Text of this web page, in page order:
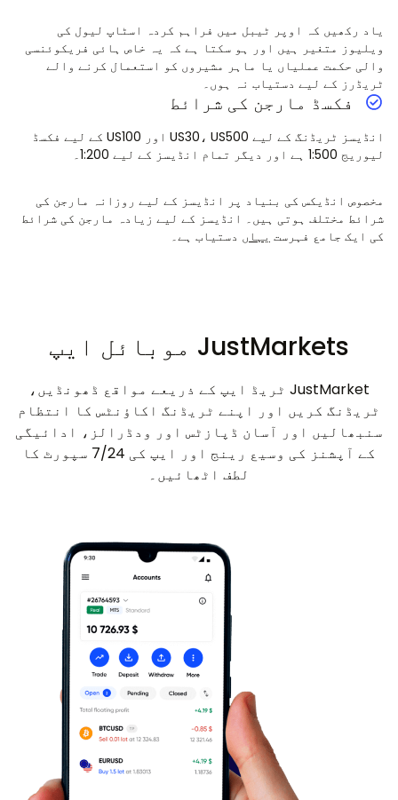
یاد رکھیں کہ اوپر ٹیبل میں فراہم کردہ اسٹاپ لیول کی
ویلیوز متغیر ہیں اور ہو سکتا ہے کہ یہ خاص ہائی فریکوئنسی
والی حکمت عملیاں یا ماہر مشیروں کو استعمال کرنے والے
ٹریڈرز کے لیے دستیاب نہ ہوں۔
فکسڈ مارجن کی شرائط
انڈیسز ٹریڈنگ کے لیے US30، US500 اور US100 کے لیے فکسڈ
لیوریج 1:500 ہے اور دیگر تمام انڈیسز کے لیے 1:200۔
مخصوص انڈیکس کی بنیاد پر انڈیسز کے لیے روزانہ مارجن کی
شرائط مختلف ہوتی ہیں۔ انڈیسز کے لیے زیادہ مارجن کی شرائط
کی ایک جامع فہرست یہاں دستیاب ہے۔
JustMarkets موبائل ایپ
JustMarket ٹریڈ ایپ کے ذریعے مواقع ڈھونڈیں،
ٹریڈنگ کریں اور اپنے ٹریڈنگ اکاؤنٹس کا انتظام
سنبھالیں اور آسان ڈپازٹس اور ودڈرالز، ادائیگی
کے آپشنز کی وسیع رینج اور ایپ کی 7/24 سپورٹ کا
لطف اٹھائیں۔